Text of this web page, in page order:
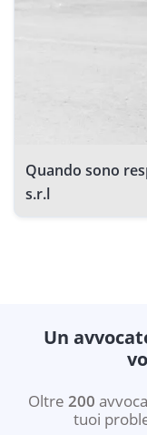
Quando sono
s.r.l
Un
Oltre 200
tuoi